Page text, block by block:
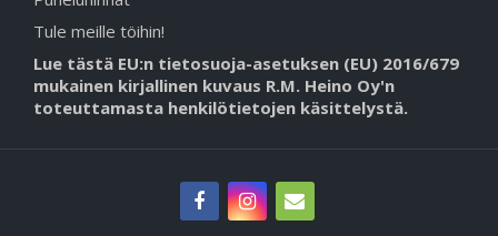
Tule meille töihin!
Lue tästä EU:n tietosuoja-asetuksen (EU) 2016/679
mukainen kirjallinen kuvaus R.M. Heino Oy'n
toteuttamasta henkilötietojen käsittelystä.